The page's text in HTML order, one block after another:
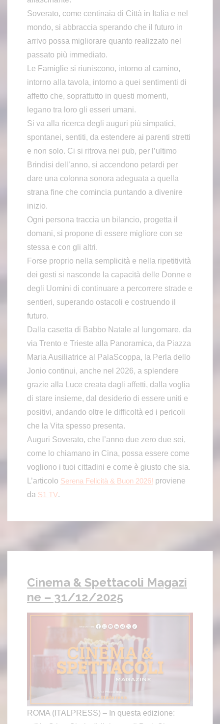
Soverato, come centinaia di Città in Italia e nel
mondo, si abbraccia sperando che il futuro in
arrivo possa migliorare quanto realizzato nel
passato più immediato.
Le Famiglie si riuniscono, intorno al camino,
intorno alla tavola, intorno a quei sentimenti di
affetto che, soprattutto in questi momenti,
legano tra loro gli esseri umani.
Si va alla ricerca degli auguri più simpatici,
spontanei, sentiti, da estendere ai parenti stretti
e non solo. Ci si ritrova nei pub, per l’ultimo
Brindisi dell’anno, si accendono petardi per
dare una colonna sonora adeguata a quella
strana fine che comincia puntando a divenire
inizio.
Ogni persona traccia un bilancio, progetta il
domani, si propone di essere migliore con se
stessa e con gli altri.
Forse proprio nella semplicità e nella ripetitività
dei gesti si nasconde la capacità delle Donne e
degli Uomini di continuare a percorrere strade e
sentieri, superando ostacoli e costruendo il
futuro.
Dalla casetta di Babbo Natale al lungomare, da
via Trento e Trieste alla Panoramica, da Piazza
Maria Ausiliatrice al PalaScoppa, la Perla dello
Jonio continui, anche nel 2026, a splendere
grazie alla Luce creata dagli affetti, dalla voglia
di stare insieme, dal desiderio di essere uniti e
positivi, andando oltre le difficoltà ed i pericoli
che la Vita spesso presenta.
Auguri Soverato, che l’anno due zero due sei,
come lo chiamano in Cina, possa essere come
vogliono i tuoi cittadini e come è giusto che sia.
L’articolo Serena Felicità & Buon 2026! proviene
da S1 TV.
Cinema & Spettacoli Magazi
ne – 31/12/2025
ROMA (ITALPRESS) – In questa edizione: